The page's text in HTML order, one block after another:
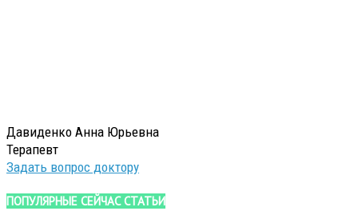
Давиденко Анна Юрьевна
Терапевт
Задать вопрос доктору
ПОПУЛЯРНЫЕ СЕЙЧАС СТАТЬИ